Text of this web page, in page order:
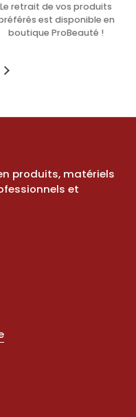
Le retrait de vos produits
est disponible en
boutique ProBeauté !
produits, matériels
et